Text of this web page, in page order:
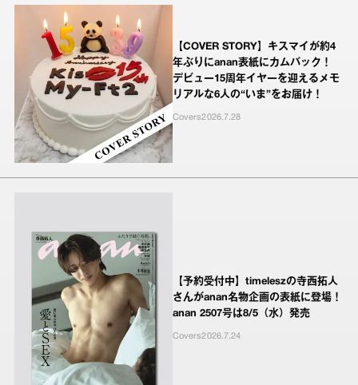
【COVER STORY】キスマイが約4
年ぶりにanan表紙にカムバック！
デビュー15周年イヤーを迎えるメモ
リアルな6人の“いま”をお届け！
Covers2026.7.28
【予約受付中】timeleszの寺西拓人
さんがanan名物企画の表紙に登場！
anan 2507号は8/5（水）発売
Covers2026.7.24